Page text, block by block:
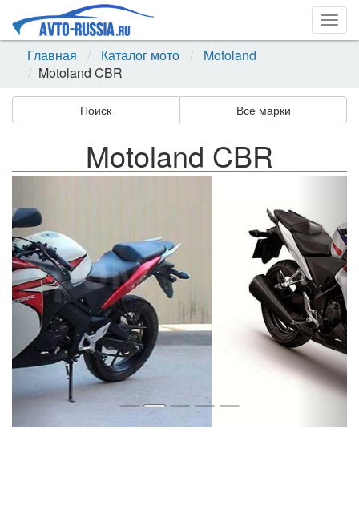
Главная
Каталог мото
Motoland
Motoland CBR
Поиск Все марки
Motoland CBR